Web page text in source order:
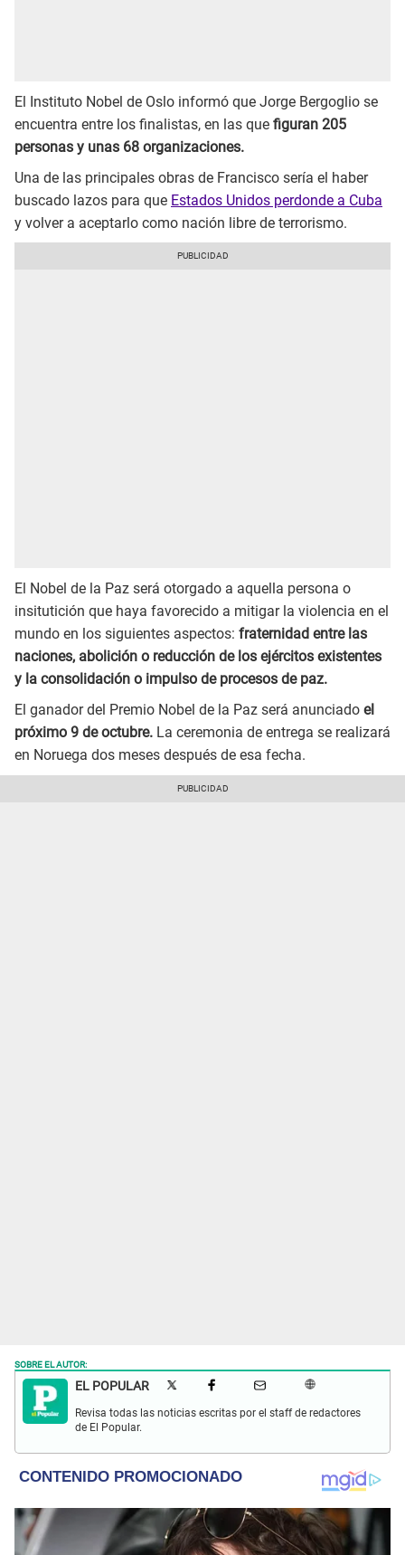
El Instituto Nobel de Oslo informó que Jorge Bergoglio se
encuentra entre los finalistas, en las que figuran 205
personas y unas 68 organizaciones.
Una de las principales obras de Francisco sería el haber
buscado lazos para que Estados Unidos perdonde a Cuba
y volver a aceptarlo como nación libre de terrorismo.
El Nobel de la Paz será otorgado a aquella persona o
insitutición que haya favorecido a mitigar la violencia en el
mundo en los siguientes aspectos: fraternidad entre las
naciones, abolición o reducción de los ejércitos existentes
y la consolidación o impulso de procesos de paz.
El ganador del Premio Nobel de la Paz será anunciado el
próximo 9 de octubre. La ceremonia de entrega se realizará
en Noruega dos meses después de esa fecha.
SOBRE EL AUTOR:
EL POPULAR
Revisa todas las noticias escritas por el staff de redactores
de El Popular.